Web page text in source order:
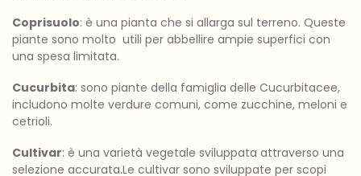
Coprisuolo: è una pianta che si allarga sul terreno. Queste
piante sono molto utili per abbellire ampie superfici con
una spesa limitata.
Cucurbita: sono piante della famiglia delle Cucurbitacee,
includono molte verdure comuni, come zucchine, meloni e
cetrioli.
Cultivar: è una varietà vegetale sviluppata attraverso una
selezione accurata.Le cultivar sono sviluppate per scopi